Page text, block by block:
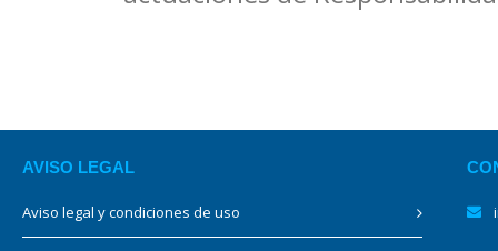
AVISO LEGAL
Aviso legal y condiciones de uso